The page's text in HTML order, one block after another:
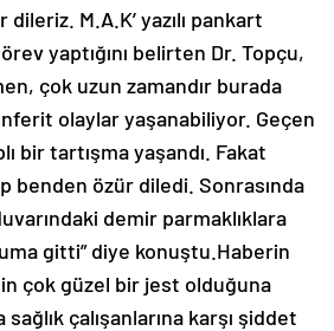
dileriz. M.A.K’ yazılı pankart
yaptığını belirten Dr. Topçu,
çok uzun zamandır burada
olaylar yaşanabiliyor. Geçen
bir tartışma yaşandı. Fakat
benden özür diledi. Sonrasında
demir parmaklıklara
gitti” diye konuştu.Haberin
çok güzel bir jest olduğuna
çalışanlarına karşı şiddet